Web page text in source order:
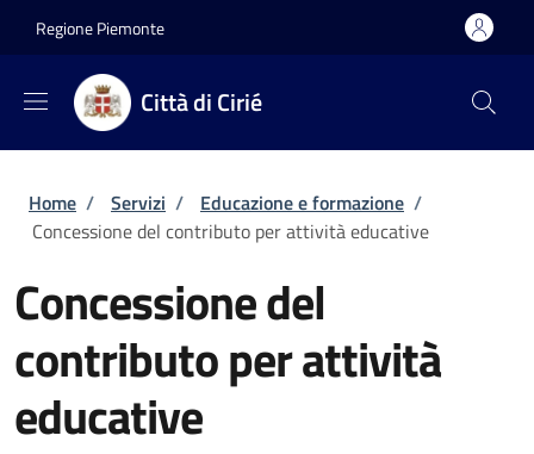
Regione Piemonte
Città di Cirié
Briciole di pane
Home / Servizi / Educazione e formazione /
Concessione del contributo per attività educative
Concessione del
contributo per attività
educative